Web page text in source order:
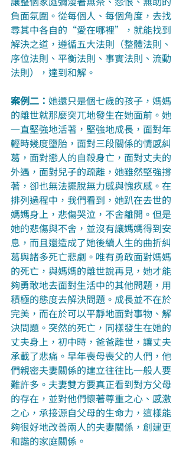
負面氛圍。從每個人、每個角度，去找
尋其中各自的“愛在哪裡”，就能找到
解決之道，遵循五大法則（整體法則、
序位法則、平衡法則、事實法則、流動
法則），達到和解。
案例二： 她還只是個七歲的孩子，媽媽
的離世就那麼突兀地發生在她面前。她
一直堅強地活著，堅強地成長，面對年
輕時幾度墮胎，面對三段關係的情感糾
葛，面對戀人的自殺身亡，面對丈夫的
外遇，面對兒子的疏離，她雖然堅強撐
著，卻也無法擺脫無力感與愧疚感。在
排列過程中，我們看到，她趴在去世的
媽媽身上，悲傷哭泣，不舍離開。但是
她的悲傷與不舍，並沒有讓媽媽得到安
息，而且還造成了她後續人生的曲折糾
葛與諸多死亡悲劇。唯有勇敢面對媽媽
的死亡，與媽媽的離世說再見，她才能
夠勇敢地去面對生活中的其他問題，用
積極的態度去解決問題。成長並不在於
完美，而在於可以平靜地面對事物、解
決問題。突然的死亡，同樣發生在她的
丈夫身上，初中時，爸爸離世，讓丈夫
承載了悲痛。早年喪母喪父的人們，他
們親密夫妻關係的建立往往比一般人要
難許多。夫妻雙方要真正看到對方父母
的存在，並對他們懷著尊重之心、感激
之心，承接源自父母的生命力，這樣能
夠很好地改善兩人的夫妻關係，創建更
和諧的家庭關係。